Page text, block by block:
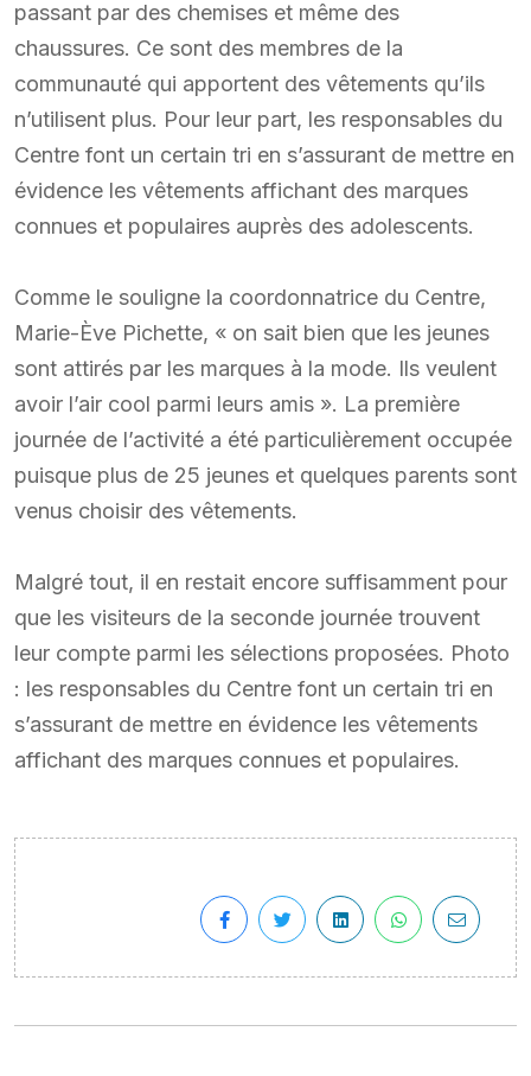
passant par des chemises et même des
chaussures. Ce sont des membres de la
communauté qui apportent des vêtements qu’ils
n’utilisent plus. Pour leur part, les responsables du
Centre font un certain tri en s’assurant de mettre en
évidence les vêtements affichant des marques
connues et populaires auprès des adolescents.
Comme le souligne la coordonnatrice du Centre,
Marie-Ève Pichette, « on sait bien que les jeunes
sont attirés par les marques à la mode. Ils veulent
avoir l’air cool parmi leurs amis ». La première
journée de l’activité a été particulièrement occupée
puisque plus de 25 jeunes et quelques parents sont
venus choisir des vêtements.
Malgré tout, il en restait encore suffisamment pour
que les visiteurs de la seconde journée trouvent
leur compte parmi les sélections proposées. Photo
: les responsables du Centre font un certain tri en
s’assurant de mettre en évidence les vêtements
affichant des marques connues et populaires.